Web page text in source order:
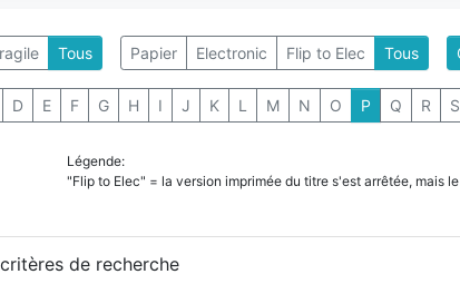
Tous Papier Electronic Flip to Elec Tous
D E F G H I J K L M N O P Q R S
Légende:
"Flip to Elec" = la version imprimée du titre s'est arrêtée, mais
de recherche